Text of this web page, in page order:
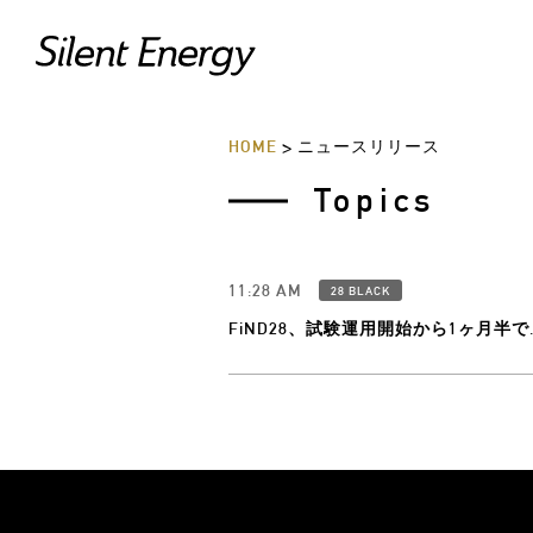
HOME > ニュースリリース
Topics
11:28 AM 28 BLACK
FiND28、試験運用開始から1ヶ月半で